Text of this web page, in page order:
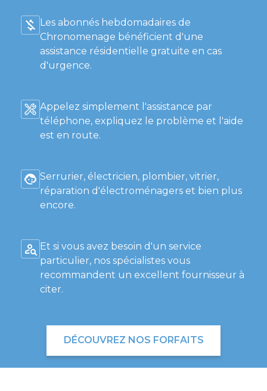
Les abonnés hebdomadaires de
Chronomenage bénéficient d'une
assistance résidentielle gratuite en cas
d'urgence.
Appelez simplement l'assistance par
téléphone, expliquez le problème et l'aide
est en route.
Serrurier, électricien, plombier, vitrier,
réparation d'électroménagers et bien plus
encore.
Et si vous avez besoin d'un service
particulier, nos spécialistes vous
recommandent un excellent fournisseur à
citer.
DÉCOUVREZ NOS FORFAITS